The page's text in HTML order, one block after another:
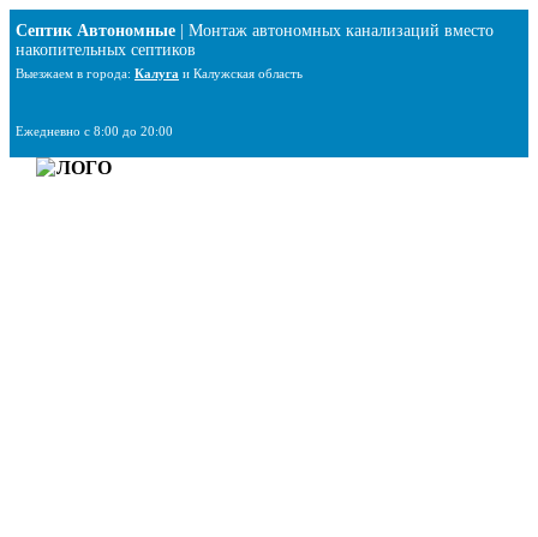
к
содержимому
Септик Автономные | Монтаж автономных канализаций вместо
накопительных септиков
Выезжаем в города: Калуга и Калужская область
Ежедневно с 8:00 до 20:00